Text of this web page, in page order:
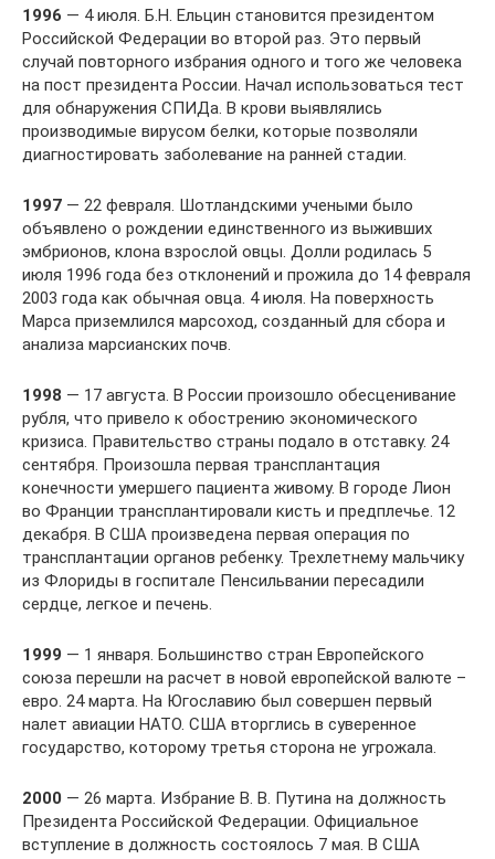
1996 — 4 июля. Б.Н. Ельцин становится президентом
Российской Федерации во второй раз. Это первый
случай повторного избрания одного и того же человека
на пост президента России. Начал использоваться тест
для обнаружения СПИДа. В крови выявлялись
производимые вирусом белки, которые позволяли
диагностировать заболевание на ранней стадии.
1997 — 22 февраля. Шотландскими учеными было
объявлено о рождении единственного из выживших
эмбрионов, клона взрослой овцы. Долли родилась 5
июля 1996 года без отклонений и прожила до 14 февраля
2003 года как обычная овца. 4 июля. На поверхность
Марса приземлился марсоход, созданный для сбора и
анализа марсианских почв.
1998 — 17 августа. В России произошло обесценивание
рубля, что привело к обострению экономического
кризиса. Правительство страны подало в отставку. 24
сентября. Произошла первая трансплантация
конечности умершего пациента живому. В городе Лион
во Франции трансплантировали кисть и предплечье. 12
декабря. В США произведена первая операция по
трансплантации органов ребенку. Трехлетнему мальчику
из Флориды в госпитале Пенсильвании пересадили
сердце, легкое и печень.
1999 — 1 января. Большинство стран Европейского
союза перешли на расчет в новой европейской валюте –
евро. 24 марта. На Югославию был совершен первый
налет авиации НАТО. США вторглись в суверенное
государство, которому третья сторона не угрожала.
2000 — 26 марта. Избрание В. В. Путина на должность
Президента Российской Федерации. Официальное
вступление в должность состоялось 7 мая. В США